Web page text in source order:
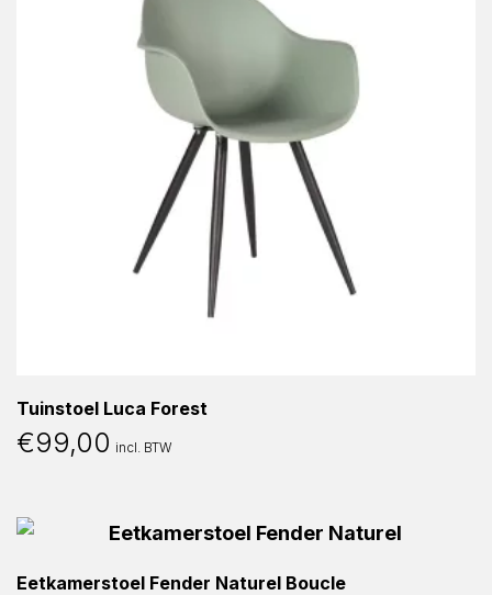
Tuinstoel Luca Forest
€99,00 incl. BTW
Eetkamerstoel Fender Naturel Boucle